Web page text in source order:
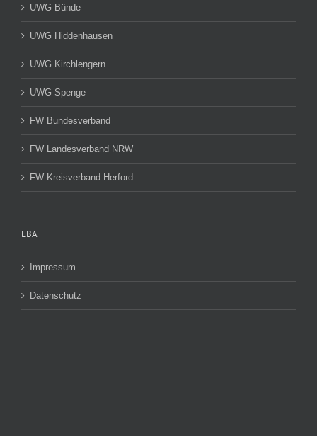
UWG Bünde
UWG Hiddenhausen
UWG Kirchlengern
UWG Spenge
FW Bundesverband
FW Landesverband NRW
FW Kreisverband Herford
LBA
Impressum
Datenschutz